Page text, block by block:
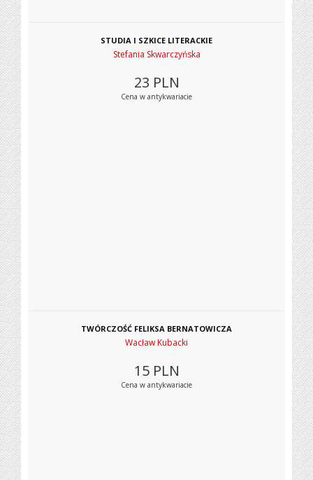
STUDIA I SZKICE LITERACKIE
Stefania Skwarczyńska
23 PLN
Cena w antykwariacie
TWÓRCZOŚĆ FELIKSA BERNATOWICZA
Wacław Kubacki
15 PLN
Cena w antykwariacie